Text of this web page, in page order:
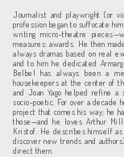
Journalist and playwright (or
profession began to suffocate
writing micro-theatre
measures: awards. He then
always dramas based on real
and to him he dedicated
Belbel has always been a
housekeepers at the center of
and Joan Yago helped refine
socio-poetic. For over a decade
project that comes his way; he
those—and he loves Arthur
Kristof. He describes himself as
discover new trends and
direct them.